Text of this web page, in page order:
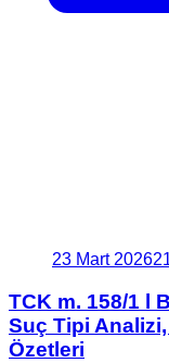
23 Mart 2026
TCK m. 158/1 l
Suç Tipi
Özetleri